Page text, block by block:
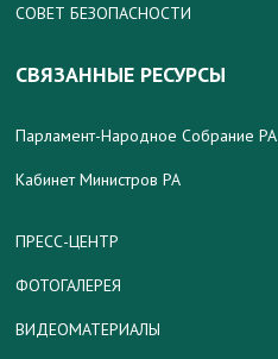
СОВЕТ БЕЗОПАСНОСТИ
СВЯЗАННЫЕ РЕСУРСЫ
Парламент-Народное Собрание РА
Кабинет Министров РА
ПРЕСС-ЦЕНТР
ФОТОГАЛЕРЕЯ
ВИДЕОМАТЕРИАЛЫ